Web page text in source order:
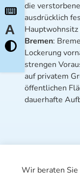
die
ausdrücklich
Bremen:
Lockerung
strengen
auf privatem
öffentlichen
dauerhafte
Wir beraten Sie
A